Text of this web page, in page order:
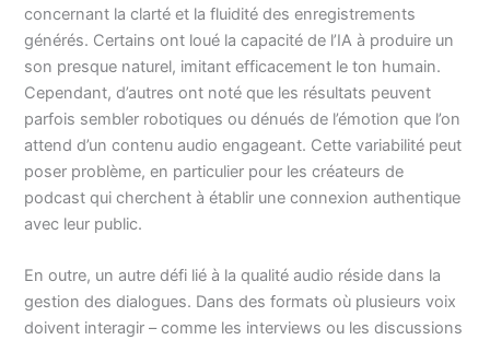
concernant la clarté et la fluidité des enregistrements
générés. Certains ont loué la capacité de l’IA à produire un
son presque naturel, imitant efficacement le ton humain.
Cependant, d’autres ont noté que les résultats peuvent
parfois sembler robotiques ou dénués de l’émotion que l’on
attend d’un contenu audio engageant. Cette variabilité peut
poser problème, en particulier pour les créateurs de
podcast qui cherchent à établir une connexion authentique
avec leur public.
En outre, un autre défi lié à la qualité audio réside dans la
gestion des dialogues. Dans des formats où plusieurs voix
doivent interagir – comme les interviews ou les discussions